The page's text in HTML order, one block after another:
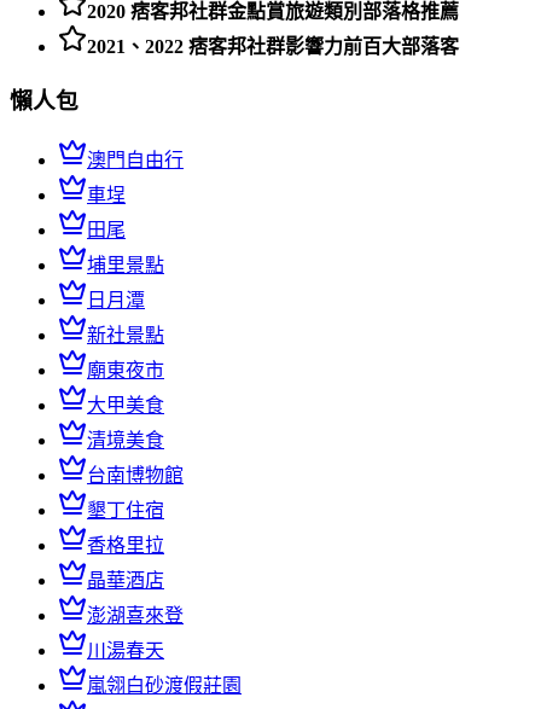
2020 痞客邦社群金點賞旅遊類別部落格推薦
2021、2022 痞客邦社群影響力前百大部落客
懶人包
澳門自由行
車埕
田尾
埔里景點
日月潭
新社景點
廟東夜市
大甲美食
清境美食
台南博物館
墾丁住宿
香格里拉
晶華酒店
澎湖喜來登
川湯春天
嵐翎白砂渡假莊園